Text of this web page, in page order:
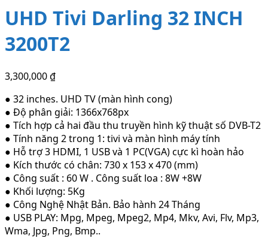
UHD Tivi Darling 32 INCH
3200T2
3,300,000₫
● 32 inches. UHD TV (màn hình cong)
● Độ phân giải: 1366x768px
● Tích hợp cả hai đầu thu truyền hình kỹ thuật số DVB-T2
● Tính năng 2 trong 1: tivi và màn hình máy tính
● Hỗ trợ 3 HDMI, 1 USB và 1 PC(VGA) cực kì hoàn hảo
● Kích thước có chân: 730 x 153 x 470 (mm)
● Công suất : 60 W . Công suất loa : 8W +8W
● Khối lượng: 5Kg
● Công Nghệ Nhật Bản. Bảo hành 24 Tháng
● USB PLAY: Mpg, Mpeg, Mpeg2, Mp4, Mkv, Avi, Flv, Mp3,
Wma, Jpg, Png, Bmp..